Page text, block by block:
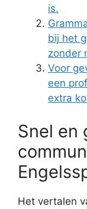
is.
bij het
zonder
Voor
een
extra
Snel en
Het vertalen